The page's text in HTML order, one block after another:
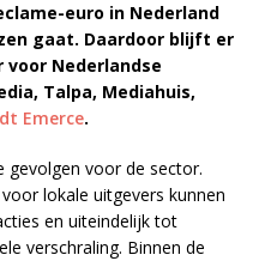
euro in Nederland
gaat. Daardoor blijft er
Nederlandse
Talpa, Mediahuis,
Emerce.
gevolgen voor de sector.
lokale uitgevers kunnen
en uiteindelijk tot
verschraling. Binnen de